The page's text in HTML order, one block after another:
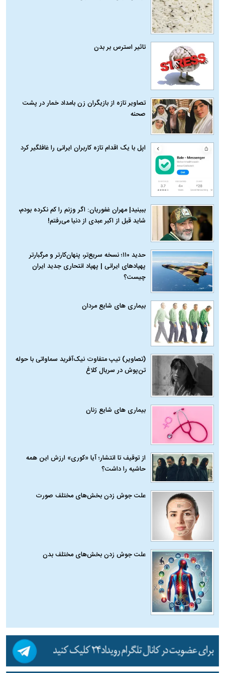
تاثیر استرس بر بدن
تصاویر تازه از بازیگران زن بامداد خمار در پشت
صحنه
اپل با یک اقدام تازه کاربران ایرانی را غافلگیر کرد
ببینید| مهران غفوریان: اگر وزنم را کم نکرده بودم،
شاید قبل از اکبر عبدی از دنیا می‌رفتم!
حدید ۱۱۰؛ نسخه سریع‌تر، پنهان‌کارتر و مرگبارتر
پهپادهای ایرانی | پهپاد انتحاری جدید ایران
چیست؟
بیماری‌ های شایع مردان
(تصاویر) تیپ متفاوت نیک‌آفرید سماواتی با حوله
تن‌پوش در سریال کلاغ
بیماری‌ های شایع زنان
از توقیف تا انتشار؛ آیا «کوری» ارزش این همه
حاشیه را داشت؟
علت جوش زدن بخش‌های مختلف صورت
علت جوش زدن بخش‌های مختلف بدن